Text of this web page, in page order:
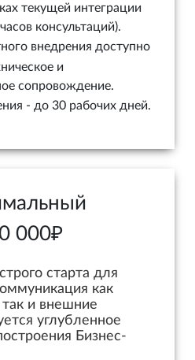
текущей интеграции
консультаций).
внедрения доступно
и
сопровождение.
- до 30 рабочих дней.
000₽
старта для
как
и внешние
углубленное
Бизнес-